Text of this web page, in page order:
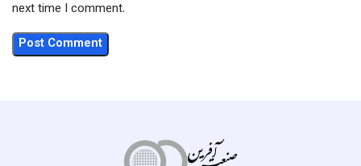
next time I comment.